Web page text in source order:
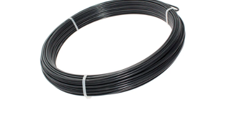
KOMPOSTÉRY
BETÓNOVÉ PLOTY
AKCIA - MIERNE POŠKODENÝ TOVAR